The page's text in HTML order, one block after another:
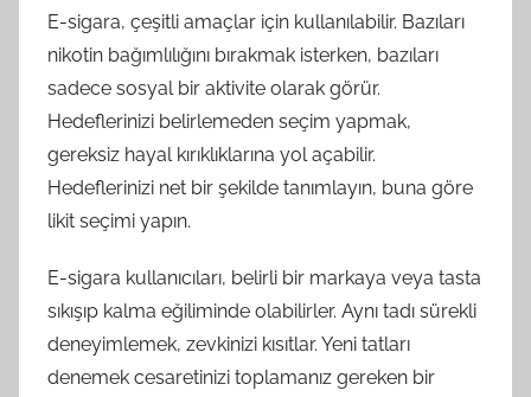
E-sigara, çeşitli amaçlar için kullanılabilir. Bazıları
nikotin bağımlılığını bırakmak isterken, bazıları
sadece sosyal bir aktivite olarak görür.
Hedeflerinizi belirlemeden seçim yapmak,
gereksiz hayal kırıklıklarına yol açabilir.
Hedeflerinizi net bir şekilde tanımlayın, buna göre
likit seçimi yapın.
E-sigara kullanıcıları, belirli bir markaya veya tasta
sıkışıp kalma eğiliminde olabilirler. Aynı tadı sürekli
deneyimlemek, zevkinizi kısıtlar. Yeni tatları
denemek cesaretinizi toplamanız gereken bir